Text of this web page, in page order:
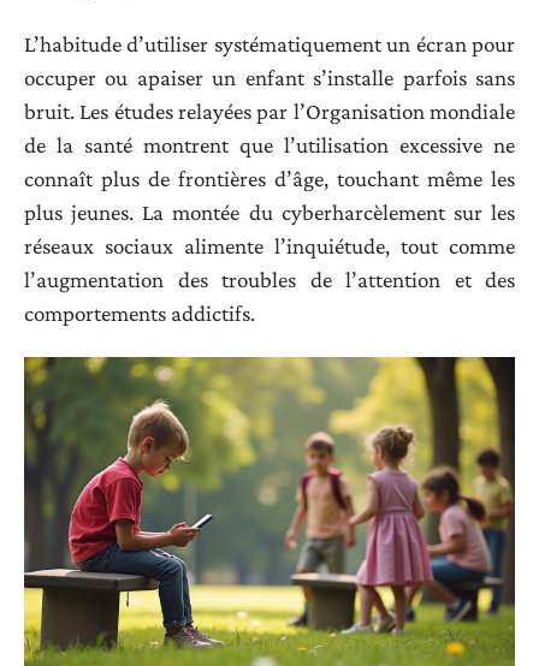
L’habitude d’utiliser systématiquement un écran pour
occuper ou apaiser un enfant s’installe parfois sans
bruit. Les études relayées par l’Organisation mondiale
de la santé montrent que l’utilisation excessive ne
connaît plus de frontières d’âge, touchant même les
plus jeunes. La montée du cyberharcèlement sur les
réseaux sociaux alimente l’inquiétude, tout comme
l’augmentation des troubles de l’attention et des
comportements addictifs.